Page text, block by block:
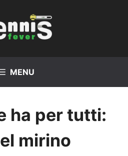
MENU
ha per tutti:
mirino